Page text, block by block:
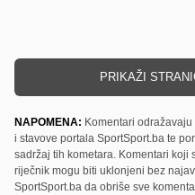
PRIKAŽI
NAPOMENA: Komentari
i stavove portala SportSport.ba te
sadržaj tih kometara. Komentari
riječnik mogu biti uklonjeni bez
SportSport.ba da obriše sve